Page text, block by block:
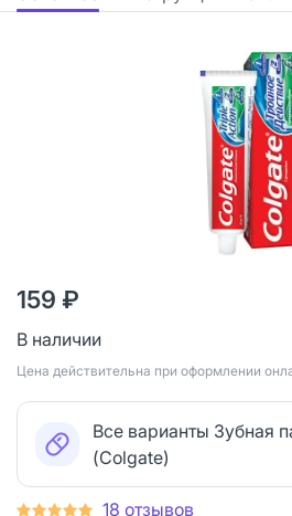
159 ₽
В наличии
Цена действительна при оформлении
Все варианты Зубная
(Colgate)
18 отзывов